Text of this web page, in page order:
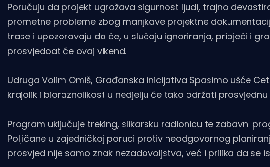
Poručuju da projekt ugrožava sigurnost ljudi, trajno
prometne probleme zbog manjkave projektne
trase i upozoravaju da će, u slučaju ignoriranja, pribjeći i
prosvjedoat će ovaj vikend.
Udruga Volim Omiš, Građanska inicijativa Spasimo ušće
krajolik i bioraznolikost u nedjelju će tako održati
Program uključuje treking, slikarsku radionicu te zabavni
Poljičane u zajedničkoj poruci protiv neodgovornog
prosvjed nije samo znak nezadovoljstva, već i prilika da se